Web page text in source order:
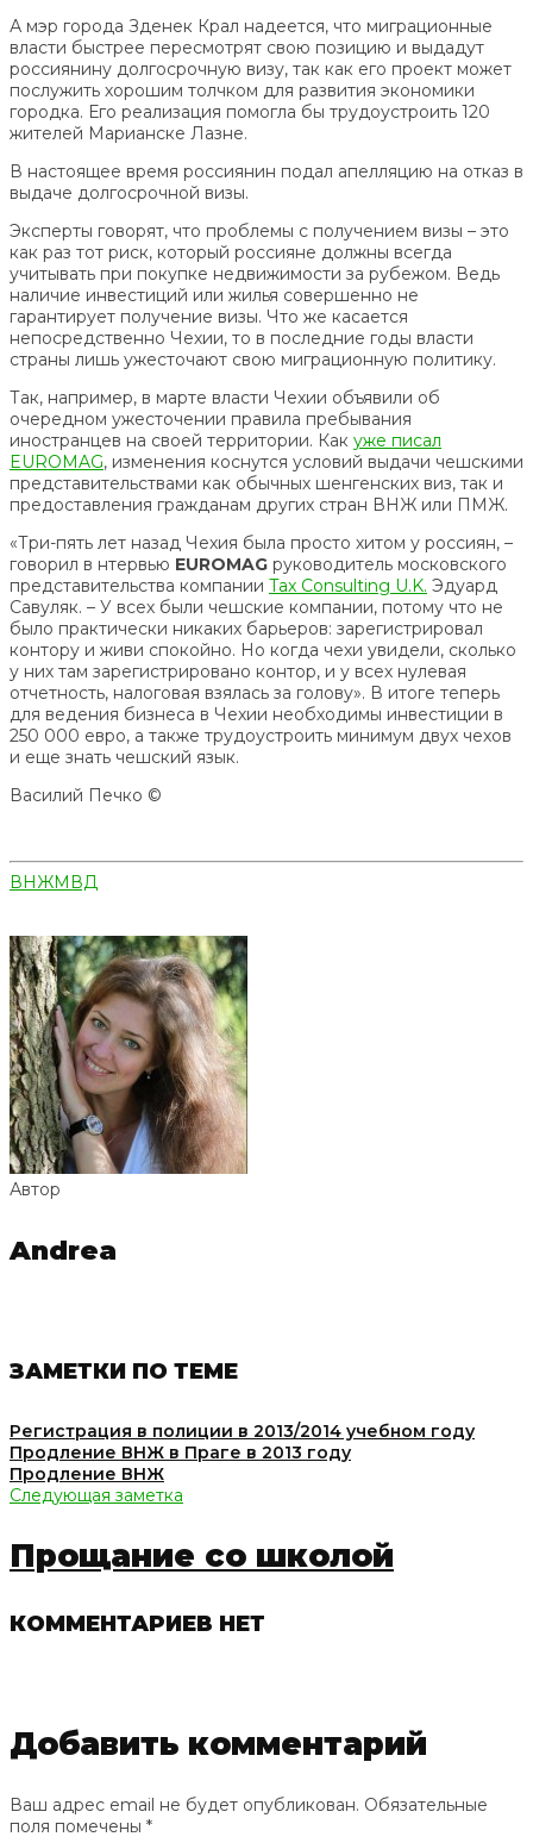
А мэр города Зденек Крал надеется, что миграционные
власти быстрее пересмотрят свою позицию и выдадут
россиянину долгосрочную визу, так как его проект может
послужить хорошим толчком для развития экономики
городка. Его реализация помогла бы трудоустроить 120
жителей Марианске Лазне.
В настоящее время россиянин подал апелляцию на отказ в
выдаче долгосрочной визы.
Эксперты говорят, что проблемы с получением визы – это
как раз тот риск, который россияне должны всегда
учитывать при покупке недвижимости за рубежом. Ведь
наличие инвестиций или жилья совершенно не
гарантирует получение визы. Что же касается
непосредственно Чехии, то в последние годы власти
страны лишь ужесточают свою миграционную политику.
Так, например, в марте власти Чехии объявили об
очередном ужесточении правила пребывания
иностранцев на своей территории. Как уже писал
EUROMAG, изменения коснутся условий выдачи чешскими
представительствами как обычных шенгенских виз, так и
предоставления гражданам других стран ВНЖ или ПМЖ.
«Три-пять лет назад Чехия была просто хитом у россиян, –
говорил в нтервью EUROMAG руководитель московского
представительства компании Tax Consulting U.K. Эдуард
Савуляк. – У всех были чешские компании, потому что не
было практически никаких барьеров: зарегистрировал
контору и живи спокойно. Но когда чехи увидели, сколько
у них там зарегистрировано контор, и у всех нулевая
отчетность, налоговая взялась за голову». В итоге теперь
для ведения бизнеса в Чехии необходимы инвестиции в
250 000 евро, а также трудоустроить минимум двух чехов
и еще знать чешский язык.
Василий Печко ©
ВНЖМВД
Автор
Andrea
ЗАМЕТКИ ПО ТЕМЕ
Регистрация в полиции в 2013/2014 учебном году
Продление ВНЖ в Праге в 2013 году
Продление ВНЖ
Следующая заметка
Прощание со школой
КОММЕНТАРИЕВ НЕТ
Добавить комментарий
Ваш адрес email не будет опубликован. Обязательные
поля помечены *